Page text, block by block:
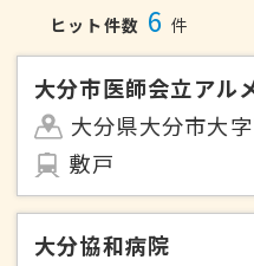
ヒット件数 6 件
大分市医師会立アル
大分県大分市大
敷戸
大分協和病院